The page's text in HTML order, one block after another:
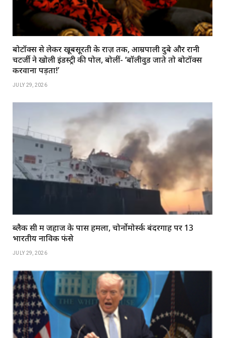
बोटॉक्स से लेकर खूबसूरती के राज़ तक, आम्रपाली दुबे और रानी
चटर्जी ने खोली इंडस्ट्री की पोल, बोलीं- ‘बॉलीवुड जाते तो बोटॉक्स
करवाना पड़ता!’
JULY 29, 2026
ब्लैक सी में जहाज के पास हमला, चोर्नोमोर्स्क बंदरगाह पर 13
भारतीय नाविक फंसे
JULY 29, 2026